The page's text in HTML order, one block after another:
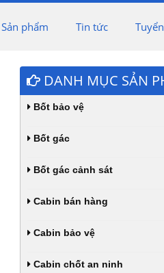
Sản phẩm Tin tức
DANH MỤC SẢN
Bốt bảo vệ
Bốt gác
Bốt gác cảnh sát
Cabin bán hàng
Cabin bảo vệ
Cabin chốt an ninh